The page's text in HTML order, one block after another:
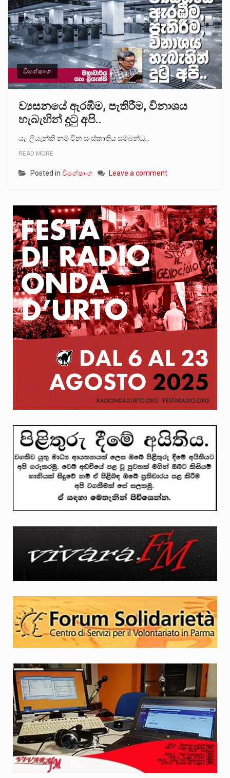
විශේෂාංග
ව්‍යසනයේ ඇරඹීම, පැතිරීම, විනාශය
හැබැහින් දුටු අපි..
යැං ලියැන්කි නම් චීන සංස්කෘතිය සම්බන්ධ…
READ MORE
Posted in විශේෂාංග Leave a comment